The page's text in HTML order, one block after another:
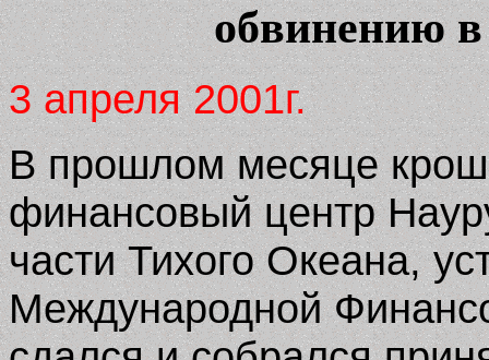
обвинению
3 апреля 2001г.
В прошлом месяце
финансовый центр
части Тихого Океана,
Международной